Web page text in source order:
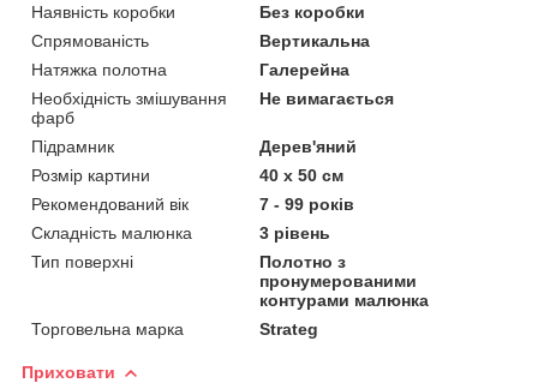
Наявність коробки
Без коробки
Спрямованість
Вертикальна
Натяжка полотна
Галерейна
Необхідність змішування
фарб
Не вимагається
Підрамник
Дерев'яний
Розмір картини
40 х 50 см
Рекомендований вік
7 - 99 років
Складність малюнка
3 рівень
Тип поверхні
Полотно з
пронумерованими
контурами малюнка
Торговельна марка
Strateg
Приховати